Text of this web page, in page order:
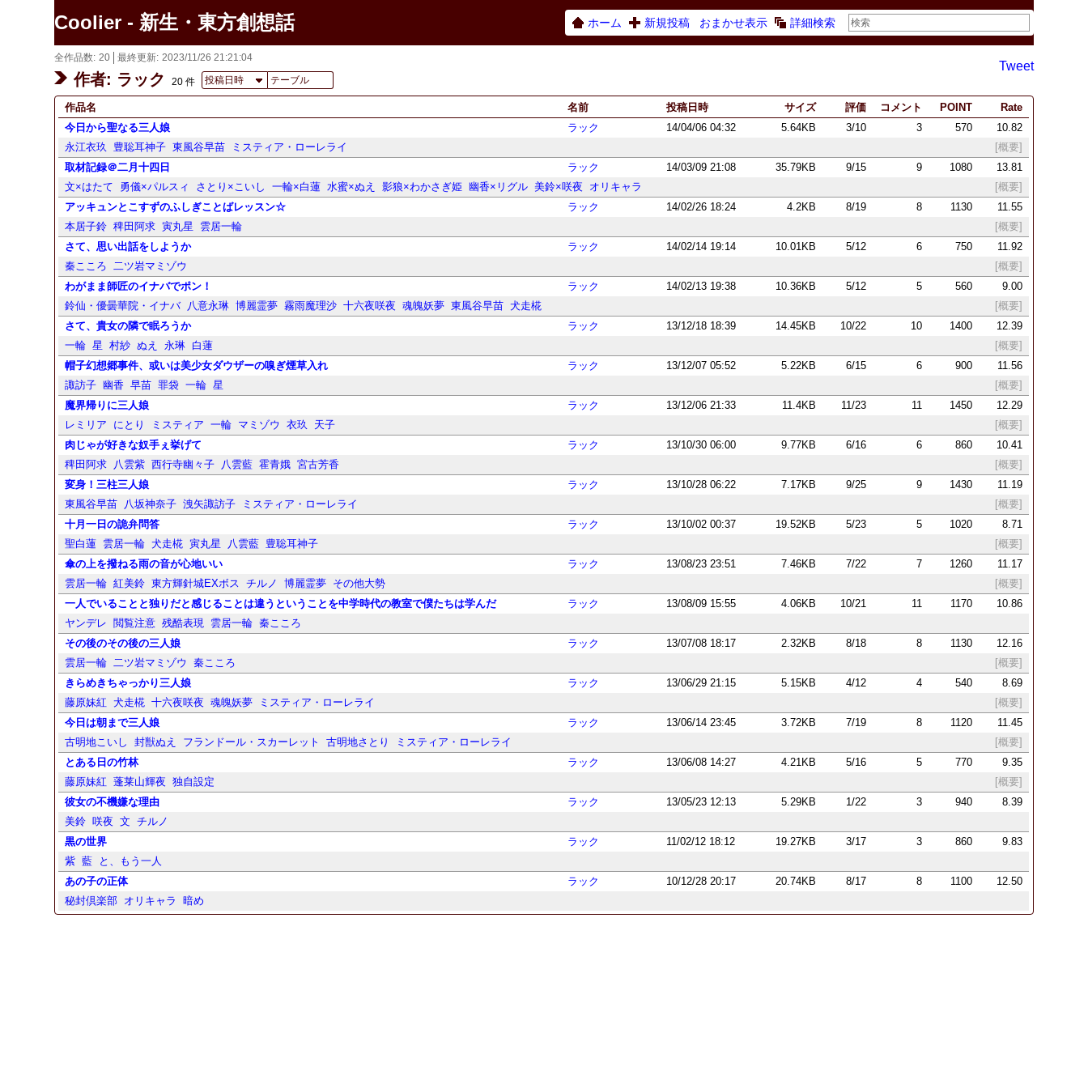
Coolier - 新生・東方創想話 ホーム 新規投稿 おまかせ表示 詳細検索
作者: ラック 20 件 投稿日時 テーブル
全作品数 20 最終更新 2023/11/26 21:21:04
Tweet
作品名 名前 投稿日時 サイズ 評価 コメント POINT
Rate
今日から聖なる三人娘
ラック 14/04/06 04:32 5.64KB 3/10 3 570
10.82
[概要]
永江衣玖 豊聡耳神子 東風谷早苗
ミスティア・ローレライ
取材記録＠二月十四日
ラック 14/03/09 21:08 35.79KB 9/15 9 1080
13.81
[概要]
文×はたて 勇儀×パルスィ さとり×こいし 一輪×白蓮 水蜜×ぬえ 影狼×わかさぎ姫 幽香×リグル 美鈴×咲夜
オリキャラ
アッキュンとこすずのふしぎことばレッスン☆
ラック 14/02/26 18:24 4.2KB 8/19 8 1130
11.55
[概要]
本居子鈴 稗田阿求 寅丸星
雲居一輪
さて、思い出話をしようか
ラック 14/02/14 19:14 10.01KB 5/12 6 750
11.92
[概要]
秦こころ
二ツ岩マミゾウ
わがまま師匠のイナバでポン！
ラック 14/02/13 19:38 10.36KB 5/12 5 560
9.00
[概要]
鈴仙・優曇華院・イナバ 八意永琳 博麗霊夢 霧雨魔理沙 十六夜咲夜 魂魄妖夢 東風谷早苗 犬走椛
さて、貴女の隣で眠ろうか
ラック 13/12/18 18:39 14.45KB 10/22 10 1400
12.39
[概要]
一輪 星 村紗 ぬえ 永琳 白蓮
帽子幻想郷事件、或いは美少女ダウザーの嗅ぎ煙草入れ
ラック 13/12/07 05:52 5.22KB 6/15 6 900
11.56
[概要]
諏訪子 幽香 早苗 罪袋 一輪 星
魔界帰りに三人娘
ラック 13/12/06 21:33 11.4KB 11/23 11 1450
12.29
[概要]
レミリア にとり ミスティア 一輪 マミゾウ 衣玖
天子
肉じゃが好きな奴手ぇ挙げて
ラック 13/10/30 06:00 9.77KB 6/16 6 860
10.41
[概要]
稗田阿求 八雲紫 西行寺幽々子 八雲藍 霍青娥 宮古芳香
変身！三柱三人娘
ラック 13/10/28 06:22 7.17KB 9/25 9 1430
11.19
[概要]
東風谷早苗 八坂神奈子 洩矢諏訪子
ミスティア・ローレライ
十月一日の詭弁問答
ラック 13/10/02 00:37 19.52KB 5/23 5 1020
8.71
[概要]
聖白蓮 雲居一輪 犬走椛 寅丸星 八雲藍 豊聡耳神子
傘の上を撥ねる雨の音が心地いい
ラック 13/08/23 23:51 7.46KB 7/22 7 1260
11.17
[概要]
雲居一輪 紅美鈴 東方輝針城EXボス チルノ 博麗霊夢 その他大勢
一人でいることと独りだと感じることは違うということを中学時代の教室で僕たちは学んだ
ラック 13/08/09 15:55 4.06KB 10/21 11 1170
10.86
ヤンデレ
閲覧注意 残酷表現 雲居一輪 秦こころ
その後のその後の三人娘
ラック 13/07/08 18:17 2.32KB 8/18 8 1130
12.16
[概要]
雲居一輪 二ツ岩マミゾウ
秦こころ
きらめきちゃっかり三人娘
ラック 13/06/29 21:15 5.15KB 4/12 4 540
8.69
[概要]
藤原妹紅 犬走椛 十六夜咲夜 魂魄妖夢
ミスティア・ローレライ
今日は朝まで三人娘
ラック 13/06/14 23:45 3.72KB 7/19 8 1120
11.45
[概要]
古明地こいし 封獣ぬえ フランドール・スカーレット 古明地さとり
ミスティア・ローレライ
とある日の竹林
ラック 13/06/08 14:27 4.21KB 5/16 5 770
9.35
[概要]
藤原妹紅 蓬莱山輝夜
独自設定
彼女の不機嫌な理由
ラック 13/05/23 12:13 5.29KB 1/22 3 940
8.39
美鈴 咲夜 文
チルノ
黒の世界
ラック 11/02/12 18:12 19.27KB 3/17 3 860
9.83
紫 藍
と、もう一人
あの子の正体
ラック 10/12/28 20:17 20.74KB 8/17 8 1100
12.50
秘封倶楽部 オリキャラ 暗め